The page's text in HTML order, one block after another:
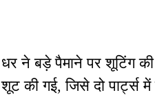
ने बड़े पैमाने पर शूटिंग
की गई, जिसे दो पार्ट्स में